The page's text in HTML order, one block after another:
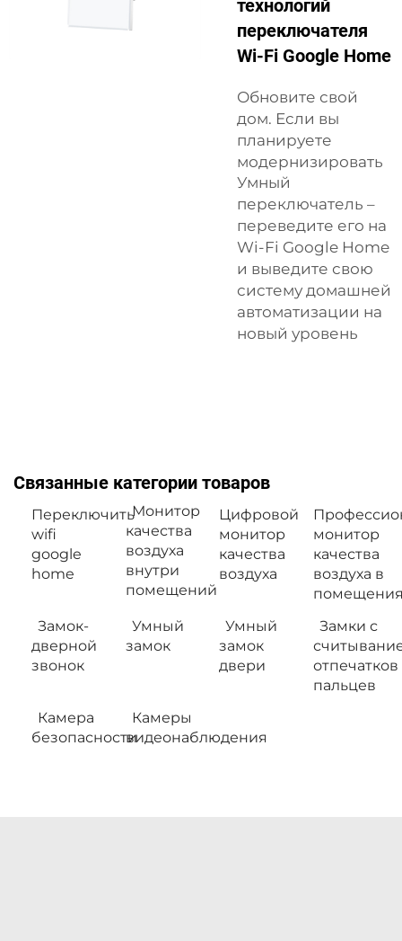
технологий
переключателя
Wi-Fi Google Home
Обновите свой
дом. Если вы
планируете
модернизировать
Умный
переключатель –
переведите его на
Wi-Fi Google Home
и выведите свою
систему домашней
автоматизации на
новый уровень
Связанные категории товаров
Переключить
wifi
google
home
Монитор
качества
воздуха
внутри
помещений
Цифровой
монитор
качества
воздуха
монитор
качества
воздуха в
Замок-
дверной
звонок
Умный
замок
Умный
замок
двери
Замки с
отпечатков
пальцев
Камера
безопасности
Камеры
видеонаблюдения